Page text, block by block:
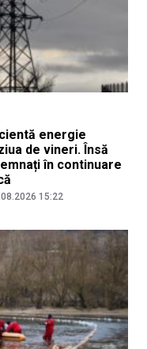
energie
de vineri. Însă
în continuare
15:22